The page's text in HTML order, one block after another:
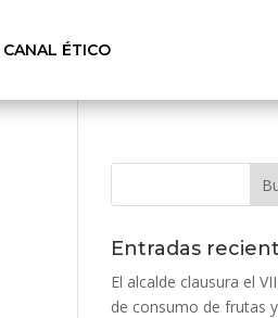
CANAL ÉTICO
Entradas
El alcalde clausura el
de consumo de frutas y